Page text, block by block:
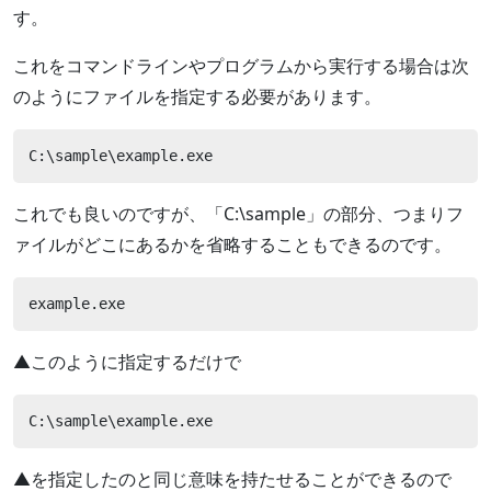
す。
これをコマンドラインやプログラムから実行する場合は次
のようにファイルを指定する必要があります。
C:\sample\example.exe
これでも良いのですが、「C:\sample」の部分、つまりフ
ァイルがどこにあるかを省略することもできるのです。
example.exe
▲このように指定するだけで
C:\sample\example.exe
▲を指定したのと同じ意味を持たせることができるので